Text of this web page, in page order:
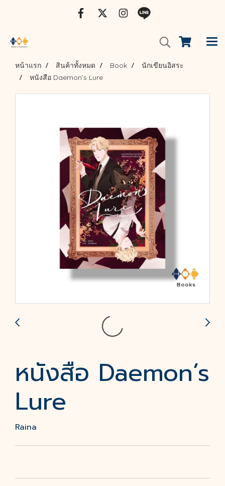
หน้าแรก สินค้าทั้งหมด Book
นักเขียนอิสระ
หนังสือ Daemon’s Lure
หนังสือ Daemon’s
Lure
Raina